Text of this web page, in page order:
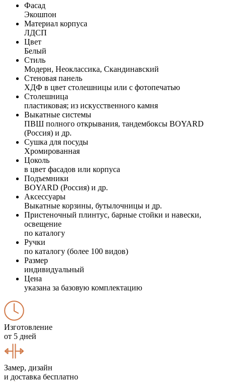
Фасад
Экошпон
Материал корпуса
ЛДСП
Цвет
Белый
Стиль
Модерн, Неоклассика, Скандинавский
Стеновая панель
ХДФ в цвет столешницы или с фотопечатью
Столешница
пластиковая; из искусственного камня
Выкатные системы
ПВШ полного открывания, тандембоксы BOYARD
(Россия) и др.
Сушка для посуды
Хромированная
Цоколь
в цвет фасадов или корпуса
Подъемники
BOYARD (Россия) и др.
Аксессуары
Выкатные корзины, бутылочницы и др.
Пристеночный плинтус, барные стойки и навески,
освещение
по каталогу
Ручки
по каталогу (более 100 видов)
Размер
индивидуальный
Цена
указана за базовую комплектацию
Изготовление
от 5 дней
Замер, дизайн
и доставка бесплатно